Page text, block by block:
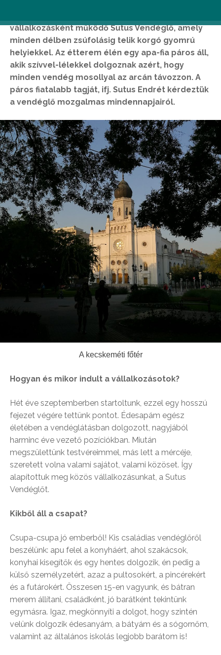
vállalkozásként működő Sutus Vendéglő, amely
minden délben zsúfolásig telik korgó gyomrú
helyiekkel. Az étterem élén egy apa-fia páros áll,
akik szívvel-lélekkel dolgoznak azért, hogy
minden vendég mosollyal az arcán távozzon. A
páros fiatalabb tagját, ifj. Sutus Endrét kérdeztük
a vendéglő mozgalmas mindennapjairól.
A kecskeméti főtér
Hogyan és mikor indult a vállalkozásotok?
Hét éve szeptemberben startoltunk, ezzel egy hosszú
fejezet végére tettünk pontot. Édesapám egész
életében a vendéglátásban dolgozott, nagyjából
harminc éve vezető pozíciókban. Miután
megszülettünk testvéreimmel, más lett a mércéje,
szeretett volna valami sajátot, valami közöset. Így
alapítottuk meg közös vállalkozásunkat, a Sutus
Vendéglőt.
Kikből áll a csapat?
Csupa-csupa jó emberből! Kis családias vendéglőről
beszélünk: apu felel a konyháért, ahol szakácsok,
konyhai kisegítők és egy hentes dolgozik, én pedig a
külső személyzetért, azaz a pultosokért, a pincérekért
és a futárokért. Összesen 15-en vagyunk, és bátran
merem állítani, családként, jó barátként tekintünk
egymásra. Igaz, megkönnyíti a dolgot, hogy szintén
velünk dolgozik édesanyám, a bátyám és a sógornőm,
valamint az általános iskolás legjobb barátom is!